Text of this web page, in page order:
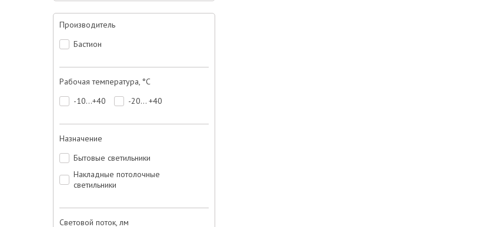
Производитель
Бастион
Рабочая температура, °C
-10...+40
-20... +40
Назначение
Бытовые светильники
Накладные потолочные
светильники
Световой поток, лм